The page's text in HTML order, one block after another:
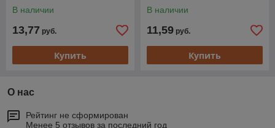
В наличии
13,77 руб.
Купить
В наличии
11,59 руб.
Купить
О нас
Рейтинг не сформирован
Менее 5 отзывов за последний год